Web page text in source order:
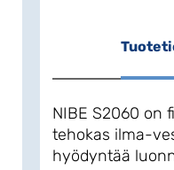
NIBE S2060 on
tehokas ilma-
hyödyntää